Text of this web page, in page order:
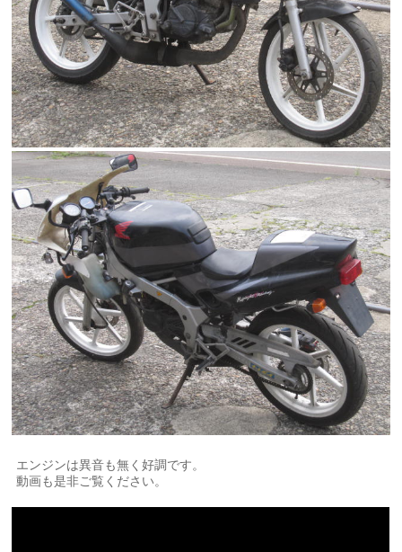
エンジンは異音も無く好調です。
動画も是非ご覧ください。